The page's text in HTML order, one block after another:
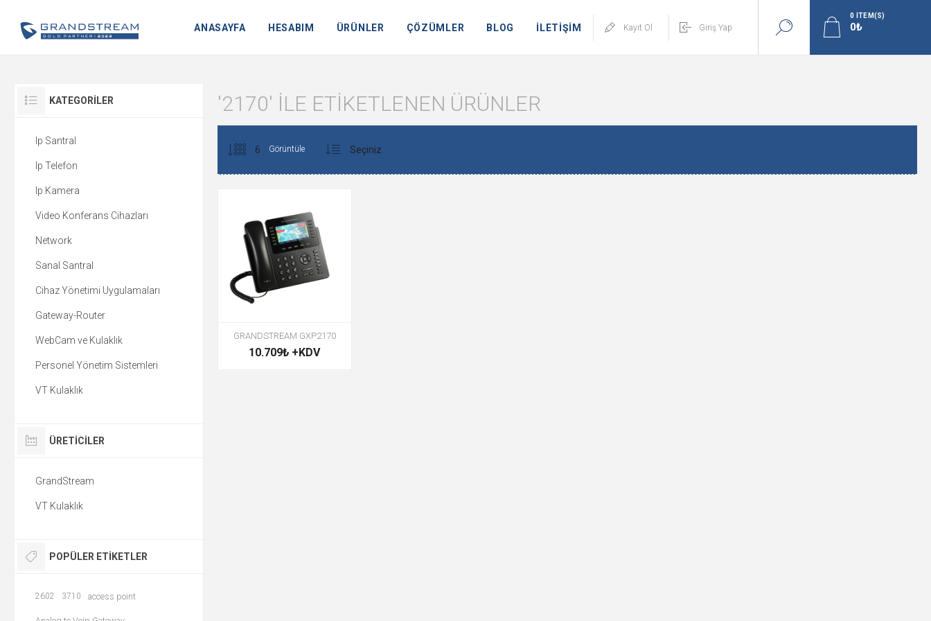
ANASAYFA HESABIM ÜRÜNLER ÇÖZÜMLER BLOG İLETİŞİM Kayıt Ol Giriş Yap
0 ITEM(S)
'2170' ILE ETIKETLENEN ÜRÜNLER
Görüntüle
GRANDSTREAM GXP2170
10.709₺ +KDV
KATEGORILER
Ip Santral
Ip Telefon
Ip Kamera
Video Konferans Cihazları
Network
Sanal Santral
Cihaz Yönetimi Uygulamaları
Gateway-Router
WebCam ve Kulaklık
Personel Yönetim Sistemleri
VT Kulaklık
ÜRETICILER
GrandStream
VT Kulaklık
POPÜLER ETIKETLER
2602 3710 access point